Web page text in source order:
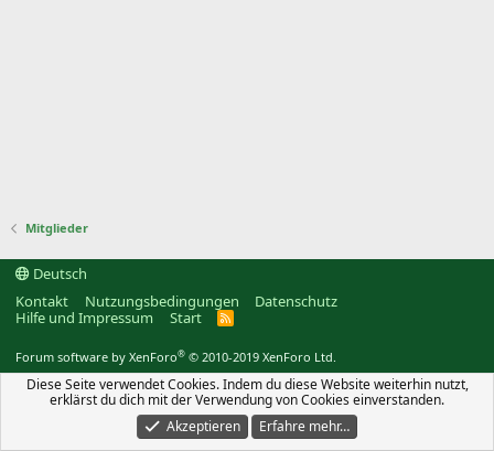
Mitglieder
Deutsch
Kontakt
Nutzungsbedingungen
Datenschutz
Hilfe und Impressum
Start
R
Forum software by XenForo® © 2010-2019 XenForo Ltd.
Diese Seite verwendet Cookies. Indem du diese Website weiterhin nutzt,
erklärst du dich mit der Verwendung von Cookies einverstanden.
Akzeptieren
Erfahre mehr…